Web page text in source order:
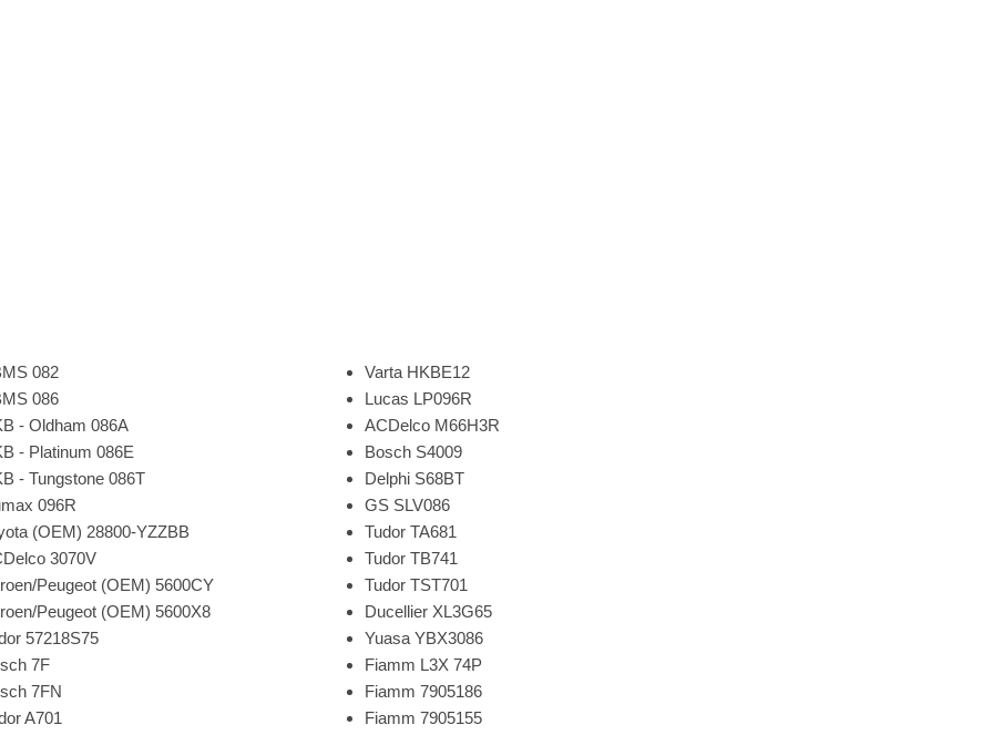
082
086
- Oldham 086A
- Platinum 086E
- Tungstone 086T
096R
(OEM) 28800-YZZBB
3070V
Peugeot (OEM) 5600CY
Peugeot (OEM) 5600X8
57218S75
7F
7FN
A701
Varta HKBE12
Lucas LP096R
ACDelco M66H3R
Bosch S4009
Delphi S68BT
GS SLV086
Tudor TA681
Tudor TB741
Tudor TST701
Ducellier XL3G65
Yuasa YBX3086
Fiamm L3X 74P
Fiamm 7905186
Fiamm 7905155